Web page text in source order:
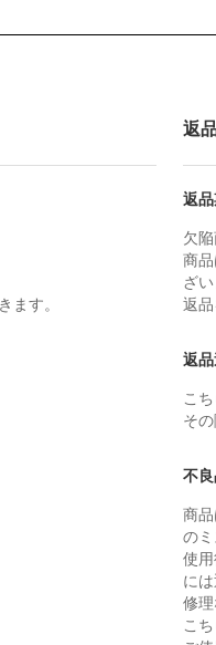
ます。
返
返
欠
商
ざ
返品
返
こ
そ
不
商
の
使
に
修
こ